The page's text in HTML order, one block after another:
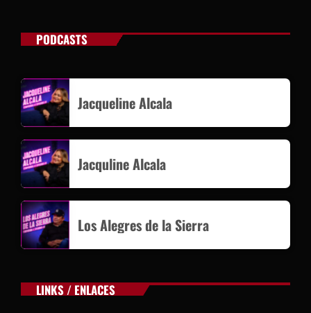
PODCASTS
Jacqueline Alcala
Jacquline Alcala
Los Alegres de la Sierra
LINKS / ENLACES